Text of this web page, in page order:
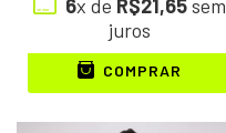
6x de R$21,65sem
juros
COMPRAR